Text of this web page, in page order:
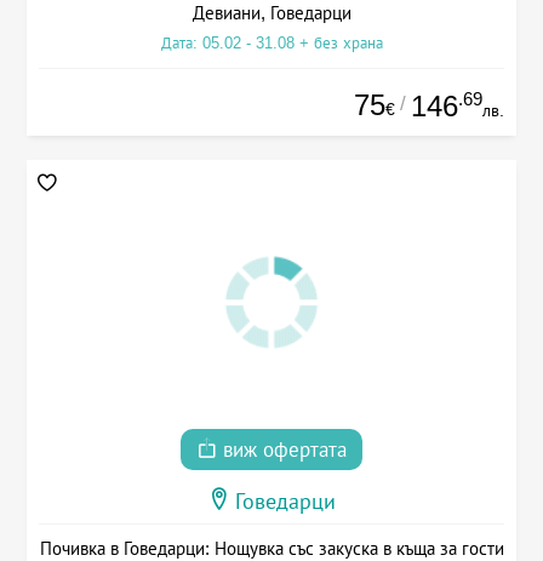
Девиани, Говедарци
Дата: 05.02 - 31.08 + без храна
75€ / 146.69
лв.
виж офертата
Говедарци
Почивка в Говедарци: Нощувка със закуска в къща за гости